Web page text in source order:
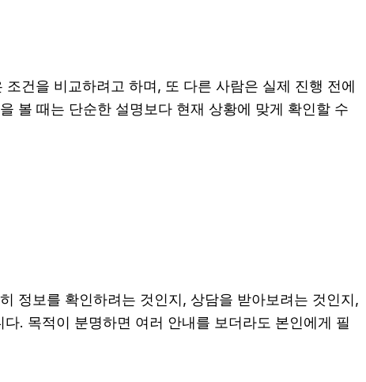
건을 비교하려고 하며, 또 다른 사람은 실제 진행 전에
볼 때는 단순한 설명보다 현재 상황에 맞게 확인할 수
정보를 확인하려는 것인지, 상담을 받아보려는 것인지,
. 목적이 분명하면 여러 안내를 보더라도 본인에게 필